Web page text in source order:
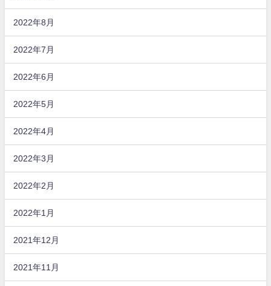
2022年8月
2022年7月
2022年6月
2022年5月
2022年4月
2022年3月
2022年2月
2022年1月
2021年12月
2021年11月